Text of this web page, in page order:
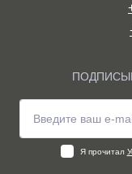
Я прочитал